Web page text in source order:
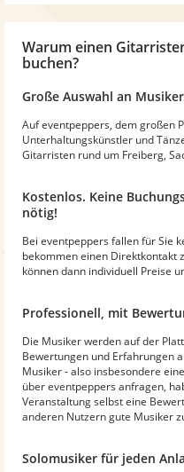
Warum einen
buchen?
Große Auswahl an
Auf eventpeppers, dem großen
Unterhaltungskünstler und
Gitarristen rund um Freiberg,
Kostenlos. Keine
nötig!
Bei eventpeppers fallen für Sie
bekommen einen Direktkontakt
können dann individuell Preise
Professionell, mit
Die Musiker werden auf der
Bewertungen und Erfahrungen
Musiker - also insbesondere
über eventpeppers anfragen,
Veranstaltung selbst eine
anderen Nutzern gute Musiker
Solomusiker für jeden